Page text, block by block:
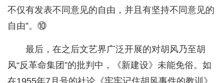
不仅有发表不同意见的自由，并且有坚持不同意见的
自由”。⑩
最后，在之后文艺界广泛开展的对胡风乃至胡
风“反革命集团”的批判中，《新建设》未能免俗。如